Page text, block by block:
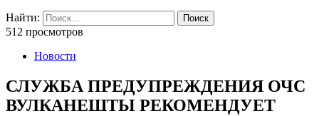
Найти:
512 просмотров
Новости
СЛУЖБА ПРЕДУПРЕЖДЕНИЯ ОЧС
ВУЛКАНЕШТЫ РЕКОМЕНДУЕТ